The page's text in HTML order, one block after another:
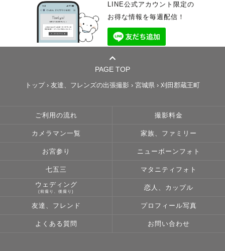
LINE公式アカウント限定の
お得な情報を毎週配信！
PAGE TOP
トップ› 友達、フレンズの出張撮影 › 宮城県 › 刈田郡蔵王町
ご利用の流れ 撮影料金
カメラマン一覧 家族、ファミリー
お宮参り ニューボーンフォト
七五三 マタニティフォト
ウェディング
(前撮り、後撮り)
恋人、カップル
友達、フレンド プロフィール写真
よくある質問 お問い合わせ